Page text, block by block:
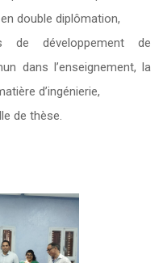
double diplômation,
de développement de
dans l’enseignement, la
d’ingénierie,
de thèse.